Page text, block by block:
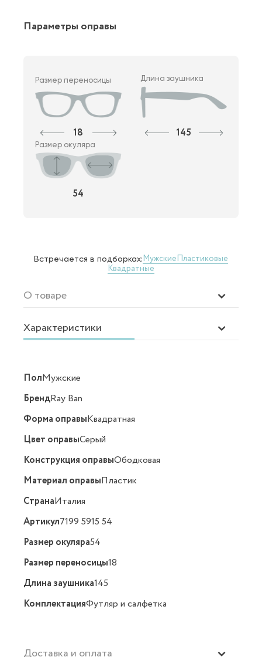
Параметры оправы
Размер переносицы
18
Длина заушника
145
Размер окуляра
54
Встречается в подборках:МужскиеПластиковые
Квадратные
О товаре
Характеристики
ПолМужские
БрендRay Ban
Форма оправыКвадратная
Цвет оправыСерый
Конструкция оправыОбодковая
Материал оправыПластик
СтранаИталия
Артикул7199 5915 54
Размер окуляра54
Размер переносицы18
Длина заушника145
КомплектацияФутляр и салфетка
Доставка и оплата